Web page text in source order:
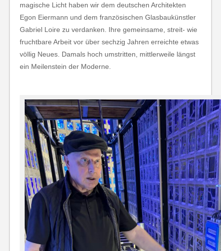
magische Licht haben wir dem deutschen Architekten
Egon Eiermann und dem französischen Glasbaukünstler
Gabriel Loire zu verdanken. Ihre gemeinsame, streit- wie
fruchtbare Arbeit vor über sechzig Jahren erreichte etwas
völlig Neues. Damals hoch umstritten, mittlerweile längst
ein Meilenstein der Moderne.